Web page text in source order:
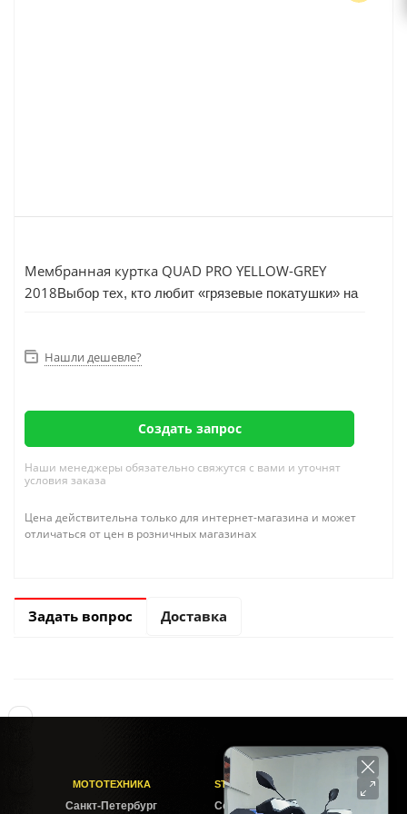
Мембранная куртка QUAD PRO YELLOW-GREY
2018Выбор тех, кто любит «грязевые покатушки» на
спортивным дизайном. Отличается райдерским
Нашли дешевле?
Создать запрос
Наши менеджеры обязательно свяжутся с вами и уточнят
условия заказа
Цена действительна только для интернет-магазина и может
отличаться от цен в розничных магазинах
Задать вопрос Доставка
МОТОТЕХНИКА
Cанкт-Петербург
STELS-PITER СОФИЙСКАЯ
Софийская ул. 6Б